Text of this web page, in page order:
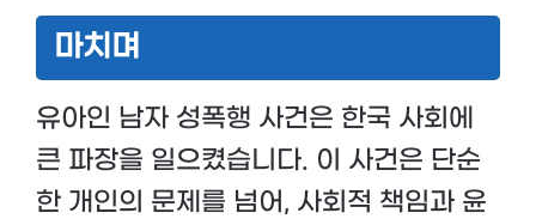
마치며
유아인 남자 성폭행 사건은 한국 사회에
큰 파장을 일으켰습니다. 이 사건은 단순
한 개인의 문제를 넘어, 사회적 책임과 윤